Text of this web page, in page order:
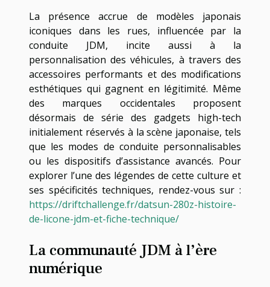
La présence accrue de modèles japonais
iconiques dans les rues, influencée par la
conduite JDM, incite aussi à la
personnalisation des véhicules, à travers des
accessoires performants et des modifications
esthétiques qui gagnent en légitimité. Même
des marques occidentales proposent
désormais de série des gadgets high-tech
initialement réservés à la scène japonaise, tels
que les modes de conduite personnalisables
ou les dispositifs d’assistance avancés. Pour
explorer l’une des légendes de cette culture et
ses spécificités techniques, rendez-vous sur :
https://driftchallenge.fr/datsun-280z-histoire-
de-licone-jdm-et-fiche-technique/
La communauté JDM à l’ère
numérique